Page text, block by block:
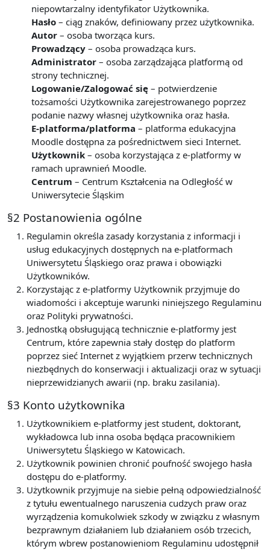
niepowtarzalny identyfikator Użytkownika.
Hasło – ciąg znaków, definiowany przez użytkownika.
Autor – osoba tworząca kurs.
Prowadzący – osoba prowadząca kurs.
Administrator – osoba zarządzająca platformą od
strony technicznej.
Logowanie/Zalogować się – potwierdzenie
tożsamości Użytkownika zarejestrowanego poprzez
podanie nazwy własnej użytkownika oraz hasła.
E-platforma/platforma – platforma edukacyjna
Moodle dostępna za pośrednictwem sieci Internet.
Użytkownik – osoba korzystająca z e-platformy w
ramach uprawnień Moodle.
Centrum – Centrum Kształcenia na Odległość w
Uniwersytecie Śląskim
§2 Postanowienia ogólne
Regulamin określa zasady korzystania z informacji i
usług edukacyjnych dostępnych na e-platformach
Uniwersytetu Śląskiego oraz prawa i obowiązki
Użytkowników.
Korzystając z e-platformy Użytkownik przyjmuje do
wiadomości i akceptuje warunki niniejszego Regulaminu
oraz Polityki prywatności.
Jednostką obsługującą technicznie e-platformy jest
Centrum, które zapewnia stały dostęp do platform
poprzez sieć Internet z wyjątkiem przerw technicznych
niezbędnych do konserwacji i aktualizacji oraz w sytuacji
nieprzewidzianych awarii (np. braku zasilania).
§3 Konto użytkownika
Użytkownikiem e-platformy jest student, doktorant,
wykładowca lub inna osoba będąca pracownikiem
Uniwersytetu Śląskiego w Katowicach.
Użytkownik powinien chronić poufność swojego hasła
dostępu do e-platformy.
Użytkownik przyjmuje na siebie pełną odpowiedzialność
z tytułu ewentualnego naruszenia cudzych praw oraz
wyrządzenia komukolwiek szkody w związku z własnym
bezprawnym działaniem lub działaniem osób trzecich,
którym wbrew postanowieniom Regulaminu udostępnił